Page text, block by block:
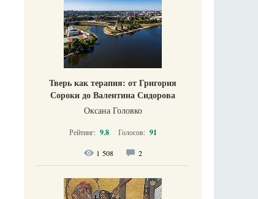
Тверь как терапия: от Григория
Сороки до Валентина Сидорова
Оксана Головко
Рейтинг: 9.8 Голосов: 91
1 508 2